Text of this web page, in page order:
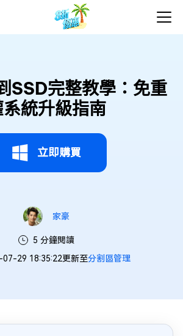
SSD完整教學：免重
系統升級指南
立即購買
家豪
5 分鐘閱讀
07-29 18:35:22更新至分割區管理